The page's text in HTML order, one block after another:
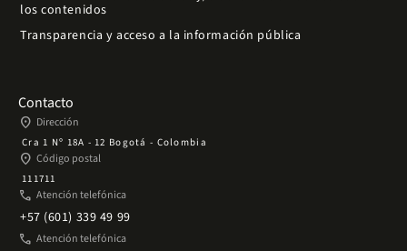
los contenidos
Transparencia y acceso a la información pública
Contacto
place Dirección
Cra 1 Nº 18A - 12 Bogotá - Colombia
place Código postal
111711
phone Atención telefónica
+57 (601) 339 49 99
phone Atención telefónica